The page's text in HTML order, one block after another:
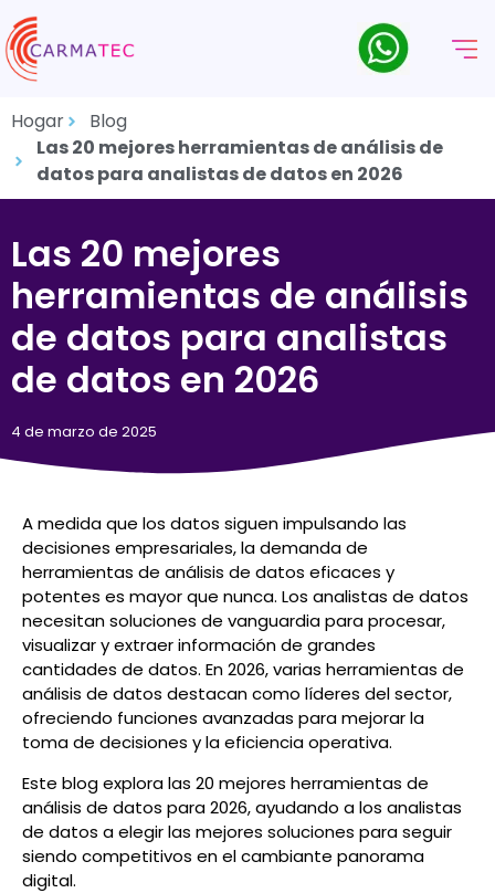
Hogar
Blog
Las 20 mejores herramientas de análisis de
datos para analistas de datos en 2026
Las 20 mejores
herramientas de análisis
de datos para analistas
de datos en 2026
4 de marzo de 2025
A medida que los datos siguen impulsando las
decisiones empresariales, la demanda de
herramientas de análisis de datos eficaces y
potentes es mayor que nunca. Los analistas de datos
necesitan soluciones de vanguardia para procesar,
visualizar y extraer información de grandes
cantidades de datos. En 2026, varias herramientas de
análisis de datos destacan como líderes del sector,
ofreciendo funciones avanzadas para mejorar la
toma de decisiones y la eficiencia operativa.
Este blog explora las 20 mejores herramientas de
análisis de datos para 2026, ayudando a los analistas
de datos a elegir las mejores soluciones para seguir
siendo competitivos en el cambiante panorama
digital.